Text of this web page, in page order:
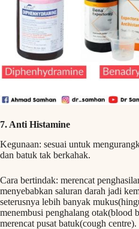
7. Anti Histamine
Kegunaan: sesuai untuk
dan batuk tak berkahak.
Cara bertindak: merencat
menyebabkan saluran darah jadi
seterusnya lebih banyak
menembusi penghalang otak(blood
merencat pusat batuk(cough centre).